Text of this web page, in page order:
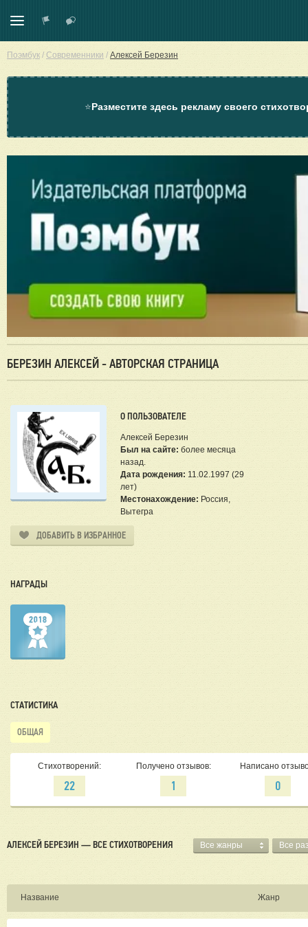
Поэмбук / Современники / Алексей Березин
⭐Разместите здесь рекламу своего
БЕРЕЗИН АЛЕКСЕЙ - АВТОРСКАЯ СТРАНИЦА
О ПОЛЬЗОВАТЕЛЕ
Алексей Березин
Был на сайте: более месяца
назад.
Дата рождения: 11.02.1997 (29
лет)
Местонахождение: Россия,
Вытегра
ДОБАВИТЬ В ИЗБРАННОЕ
НАГРАДЫ
СТАТИСТИКА
ОБЩАЯ
Стихотворений:
22
Получено отзывов:
1
Написано
0
АЛЕКСЕЙ БЕРЕЗИН — ВСЕ СТИХОТВОРЕНИЯ Все жанры Все
Название Жанр